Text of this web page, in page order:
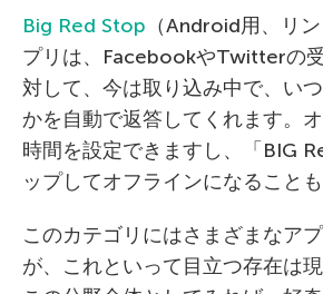
Big Red Stop （Android用、リ
プリは、FacebookやTwitterの
対して、今は取り込み中で、い
かを自動で返答してくれます。
時間を設定できますし、「BIG
ップしてオフラインになることも
このカテゴリにはさまざまなア
が、これといって目立つ存在は現